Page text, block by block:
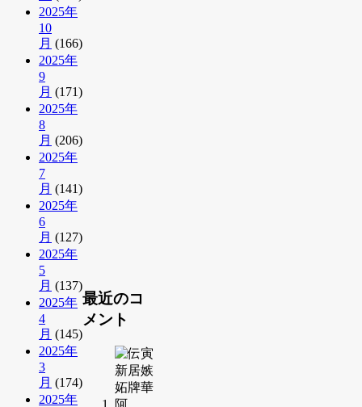
2025年
10
月 (166)
2025年
9
月 (171)
2025年
8
月 (206)
2025年
7
月 (141)
2025年
6
月 (127)
2025年
5
月 (137)
2025年
4
月 (145)
2025年
3
月 (174)
2025年
最近のコ
メント